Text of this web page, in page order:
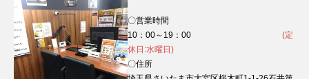
〇営業時間
10：00～19：00 (定
休日:水曜日)
〇住所